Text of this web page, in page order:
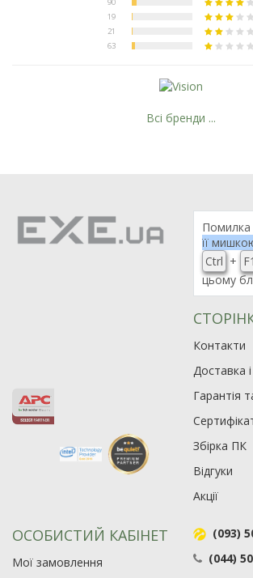
Всі бренди ...
Помилка
її
Ctrl + F1
цьому
Контакти
Доставка
Гарантія
Збірка ПК
Відгуки
Акції
ОСОБИСТИЙ КАБІНЕТ
Мої замовлення
(093)
(044)